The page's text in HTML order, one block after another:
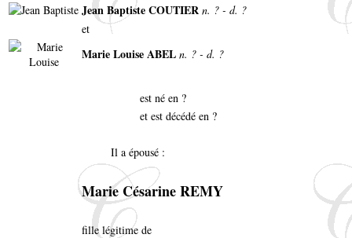
Jean Baptiste COUTIER n. ? - d. ?
et
Marie Louise ABEL n. ? - d. ?
est né en ?
et est décédé en ?
Il a épousé :
Marie Césarine REMY
fille légitime de